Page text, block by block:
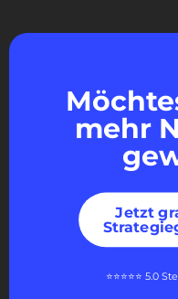
mehr
Jetzt
⭐⭐⭐⭐⭐ 5.0